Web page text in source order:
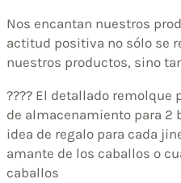
Nos encantan nuestros
actitud positiva no sólo se
nuestros productos, sino
???? El detallado remolque
de almacenamiento para 2
idea de regalo para cada
amante de los caballos o
caballos